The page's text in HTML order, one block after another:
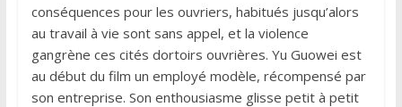
conséquences pour les ouvriers, habitués jusqu’alors
au travail à vie sont sans appel, et la violence
gangrène ces cités dortoirs ouvrières. Yu Guowei est
au début du film un employé modèle, récompensé par
son entreprise. Son enthousiasme glisse petit à petit